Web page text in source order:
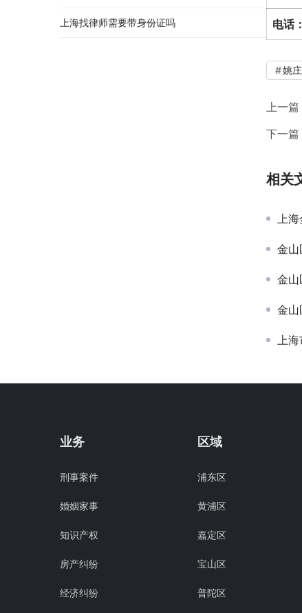
电话：
姚
上一篇
下一篇
相关
上海
金山
金山
金山
上海
上海找律师需要带身份证吗
业务
刑事案件
婚姻家事
知识产权
房产纠纷
经济纠纷
区域
浦东区
黄浦区
嘉定区
宝山区
普陀区